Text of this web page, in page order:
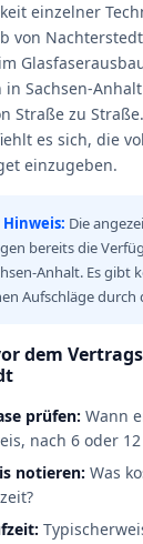
einzelner
von
in Sachsen-
Straße zu
es sich, die
einzugeben.
Die
bereits die
Anhalt. Es gibt
Aufschläge durch
dem
prüfen: Wann
nach 6 oder
notieren: Was